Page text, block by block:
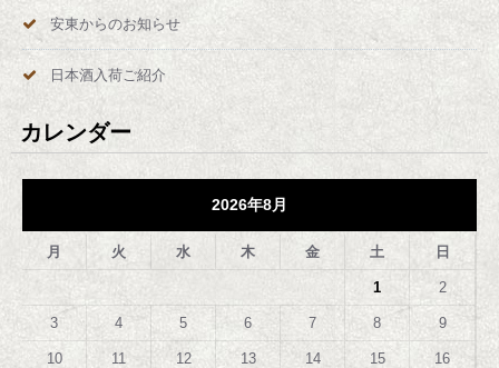
安東からのお知らせ
日本酒入荷ご紹介
カレンダー
2026年8月
月 火 水 木 金 土 日
1 2
3 4 5 6 7 8 9
10 11 12 13 14 15 16